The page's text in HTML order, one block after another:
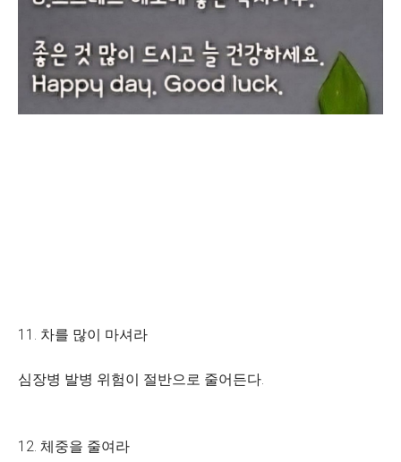
11. 차를 많이 마셔라
심장병 발병 위험이 절반으로 줄어든다.
12. 체중을 줄여라